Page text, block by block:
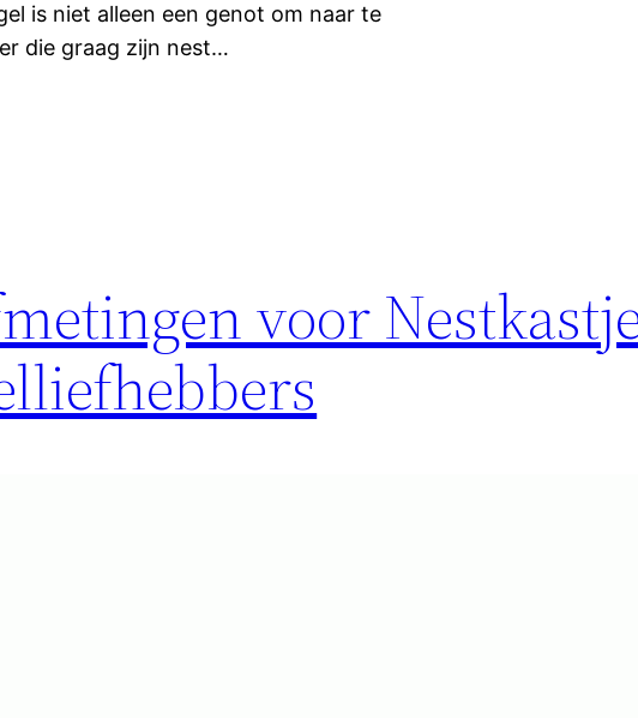
is niet alleen een genot om naar te
die graag zijn nest…
voor